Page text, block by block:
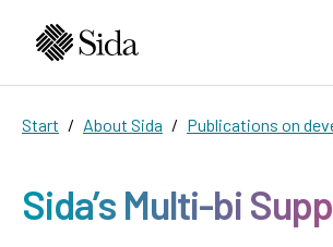
Start About Sida Publications on
Sida’s Multi-bi